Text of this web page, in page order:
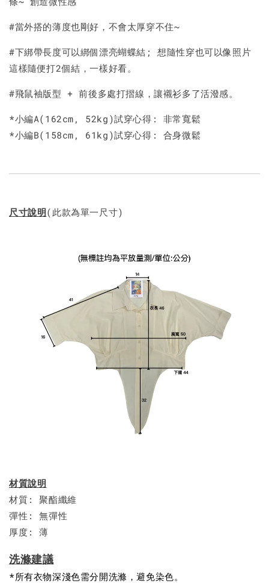
#當外搭的薄度也剛好，不會太厚穿不住~
#下綁帶長度可以綁個漂亮蝴蝶結; 想隨性穿也可以像照片
這樣隨便打2個結，一樣好看。
#飛鼠袖版型 + 前後多處打摺線，讓襯衫多了活潑感。
*小編A(162cm, 52kg)試穿心得: 非常寬鬆
*小編B(158cm, 61kg)試穿心得: 合身微鬆
尺寸說明(此款為單一尺寸)
材質說明
材質: 聚酯纖維
彈性: 無彈性
厚度: 薄
洗滌建議
*所有衣物深淺色需分開洗滌，避免染色。